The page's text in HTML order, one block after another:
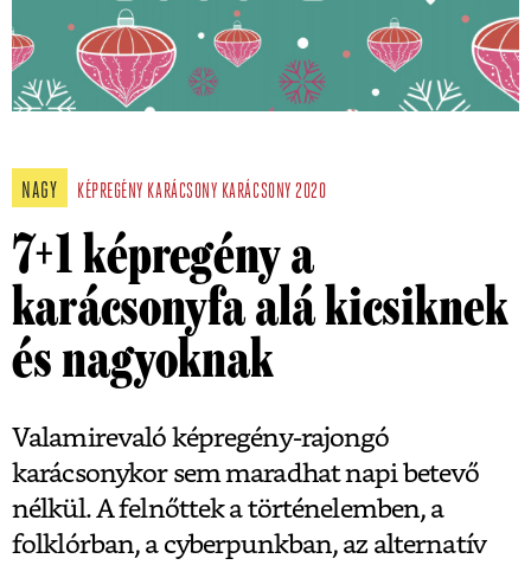
NAGY KÉPREGÉNY KARÁCSONY KARÁCSONY 2020
7+1 képregény a
karácsonyfa alá kicsiknek
és nagyoknak
Valamirevaló képregény-rajongó
karácsonykor sem maradhat napi betevő
nélkül. A felnőttek a történelemben, a
folklórban, a cyberpunkban, az alternatív